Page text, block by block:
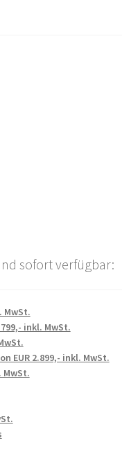
sofort verfügbar:
MwSt.
inkl. MwSt.
EUR 2.899,- inkl. MwSt.
MwSt.